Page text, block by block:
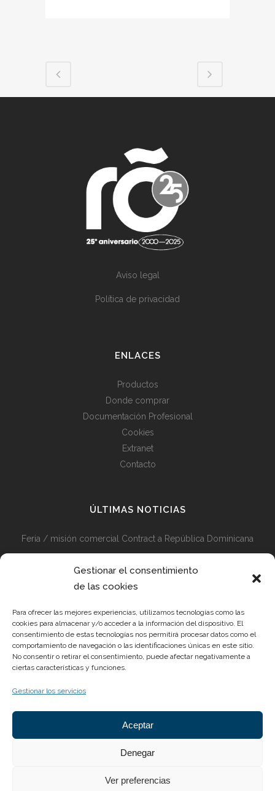
Gestionar el consentimiento
de las cookies
Para ofrecer las mejores experiencias, utilizamos tecnologías como las
cookies para almacenar y/o acceder a la información del dispositivo. El
consentimiento de estas tecnologías nos permitirá procesar datos como el
comportamiento de navegación o las identificaciones únicas en este sitio.
No consentir o retirar el consentimiento, puede afectar negativamente a
ciertas características y funciones.
Gestionar los servicios
Aceptar
Denegar
Ver preferencias
Aviso legal
Política de privacidad
ENLACES
Productos
Donde comprar
Documentación Profesional
Cookies
Extranet
Contacto
ÚLTIMAS NOTICIAS
Feria / misión comercial Contract a República Dominicana
Misión comercial Contract Perú y Colombia + Visita Feria
Diseño en Medellín 2024
REYES ORDOÑEZ DESIGN S.L.
Pol. Ind. Las Teresas, c/Dr. Pedro Pons Nave 2. CP 30510
Yecla (Murcia)
info@reyesordonez.com
Teléfono: 968 752 885